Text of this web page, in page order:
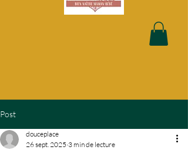
Post
douceplace
26 sept. 2025 3 min de lecture